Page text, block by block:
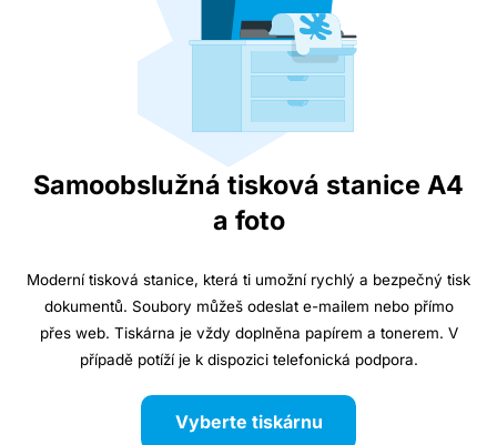
Samoobslužná tisková stanice A4
a foto
Moderní tisková stanice, která ti umožní rychlý a bezpečný tisk
dokumentů. Soubory můžeš odeslat e-mailem nebo přímo
přes web. Tiskárna je vždy doplněna papírem a tonerem. V
případě potíží je k dispozici telefonická podpora.
Vyberte tiskárnu